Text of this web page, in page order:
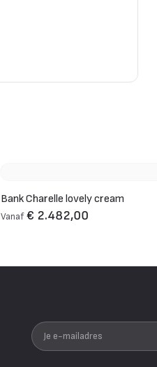
Bank Charelle lovely cream
Vanaf € 2.482,00
Je e-mailadres